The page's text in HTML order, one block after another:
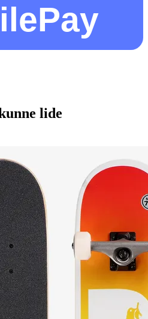
lide